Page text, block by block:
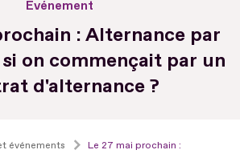
Evénement
: Alternance par
on commençait par un
d'alternance ?
événements
Le 27 mai prochain :